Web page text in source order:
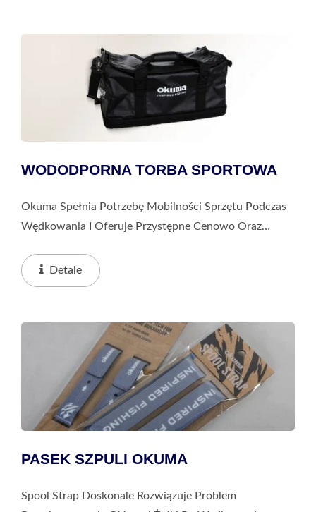
WODODPORNA TORBA SPORTOWA
Okuma Spełnia Potrzebę Mobilności Sprzętu Podczas
Wędkowania I Oferuje Przystępne Cenowo Oraz
Zaspokoić Potrzeby Związane Z Wodoodpornością I
Zapewnieniem,...
Detale
PASEK SZPULI OKUMA
Spool Strap Doskonale Rozwiązuje Problem